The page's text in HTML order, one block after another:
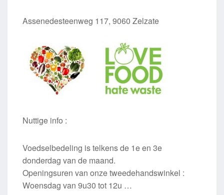
Assenedesteenweg 117, 9060 Zelzate
Nuttige info :
Voedselbedeling is telkens de 1e en 3e
donderdag van de maand.
Openingsuren van onze tweedehandswinkel :
Woensdag van 9u30 tot 12u …